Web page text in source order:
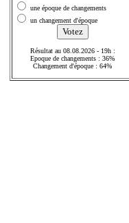
une époque de changements
un changement d'époque
Résultat au 08.08.2026 - 19h :
Epoque de changements : 36%
Changement d'époque : 64%